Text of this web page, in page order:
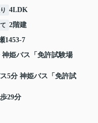
4LDK
2階建
1453-7
神姫バス「免許試験場
ス5分 神姫バス「免許試
29分